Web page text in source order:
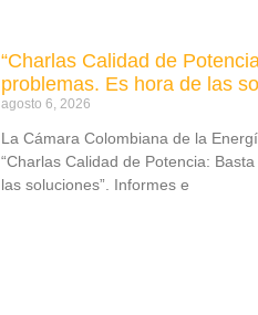
“Charlas Calidad de
problemas. Es hora de las
agosto 6, 2026
La Cámara Colombiana de la
“Charlas Calidad de Potencia:
las soluciones”. Informes e